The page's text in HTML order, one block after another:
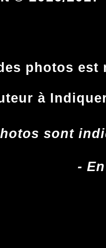
photos
à
sont
-